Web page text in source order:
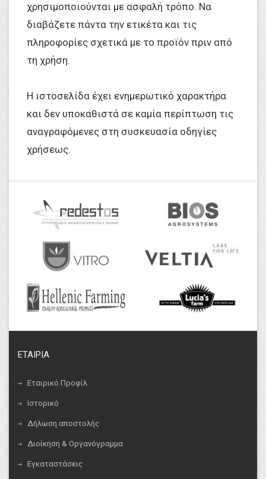
χρησιμοποιούνται με ασφαλή τρόπο. Να
διαβάζετε πάντα την ετικέτα και τις
πληροφορίες σχετικά με το προϊόν πριν από
τη χρήση.
Η ιστοσελίδα έχει ενημερωτικό χαρακτήρα
και δεν υποκαθιστά σε καμία περίπτωση τις
αναγραφόμενες στη συσκευασία οδηγίες
χρήσεως.
ΕΤΑΙΡΙΑ
Εταιρικό Προφίλ
Ιστορικό
Δήλωση αποστολής
Διοίκηση & Οργανόγραμμα
Εγκαταστάσεις